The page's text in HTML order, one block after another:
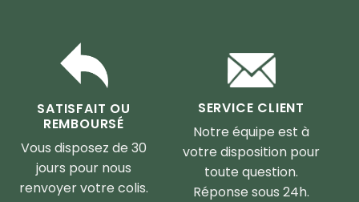
SATISFAIT OU
REMBOURSÉ
Vous disposez de 30
jours pour nous
renvoyer votre colis.
SERVICE CLIENT
Notre équipe est à
votre disposition pour
toute question.
Réponse sous 24h.